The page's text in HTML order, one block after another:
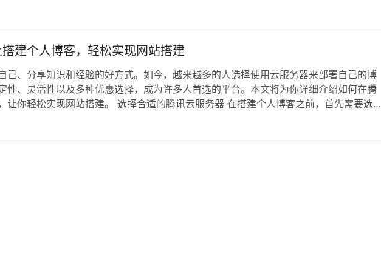
务器？ 在搭建个人博客之前，选择一个合适的服务器非常重要。腾讯云服务器以其强大
建个人博客，轻松实现网站搭建
己、分享知识和经验的好方式。如今，越来越多的人选择使用云服务器来部署自己的博
性、灵活性以及多种优惠选择，成为许多人首选的平台。本文将为你详细介绍如何在腾
让你轻松实现网站搭建。 选择合适的腾讯云服务器 在搭建个人博客之前，首先需要选择
讯云提供了多种类型的服务器实例，满足不同需求。对于个人博客来说，选择一台轻量